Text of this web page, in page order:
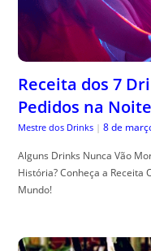
Receita dos 7
Pedidos na
Mestre dos Drinks | 8 de
Alguns Drinks Nunca Vão
História? Conheça a Receita
Mundo!